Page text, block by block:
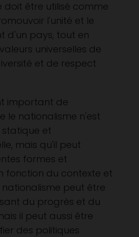
doit être utilisé comme
l'unité et le
d'un pays, tout en
universelles de
et de respect
important de
le nationalisme n'est
et
mais qu'il peut
formes et
fonction du contexte et
nationalisme peut être
du progrès et du
il peut aussi être
des politiques